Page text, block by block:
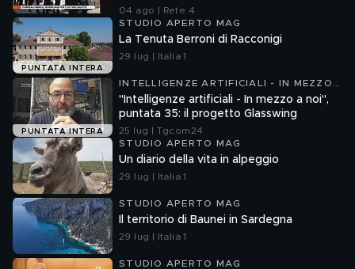
04 ago | Rete 4
PUNTATA INTERA
STUDIO APERTO MAG
La Tenuta Berroni di Racconigi
29 lug | Italia 1
PUNTATA INTERA
INTELLIGENZE ARTIFICIALI - IN MEZZO
A NOI
"Intelligenze artificiali - In mezzo a noi",
puntata 35: il progetto Glasswing
25 lug | Tgcom24
STUDIO APERTO MAG
Un diario della vita in alpeggio
29 lug | Italia 1
STUDIO APERTO MAG
Il territorio di Baunei in Sardegna
29 lug | Italia 1
STUDIO APERTO MAG